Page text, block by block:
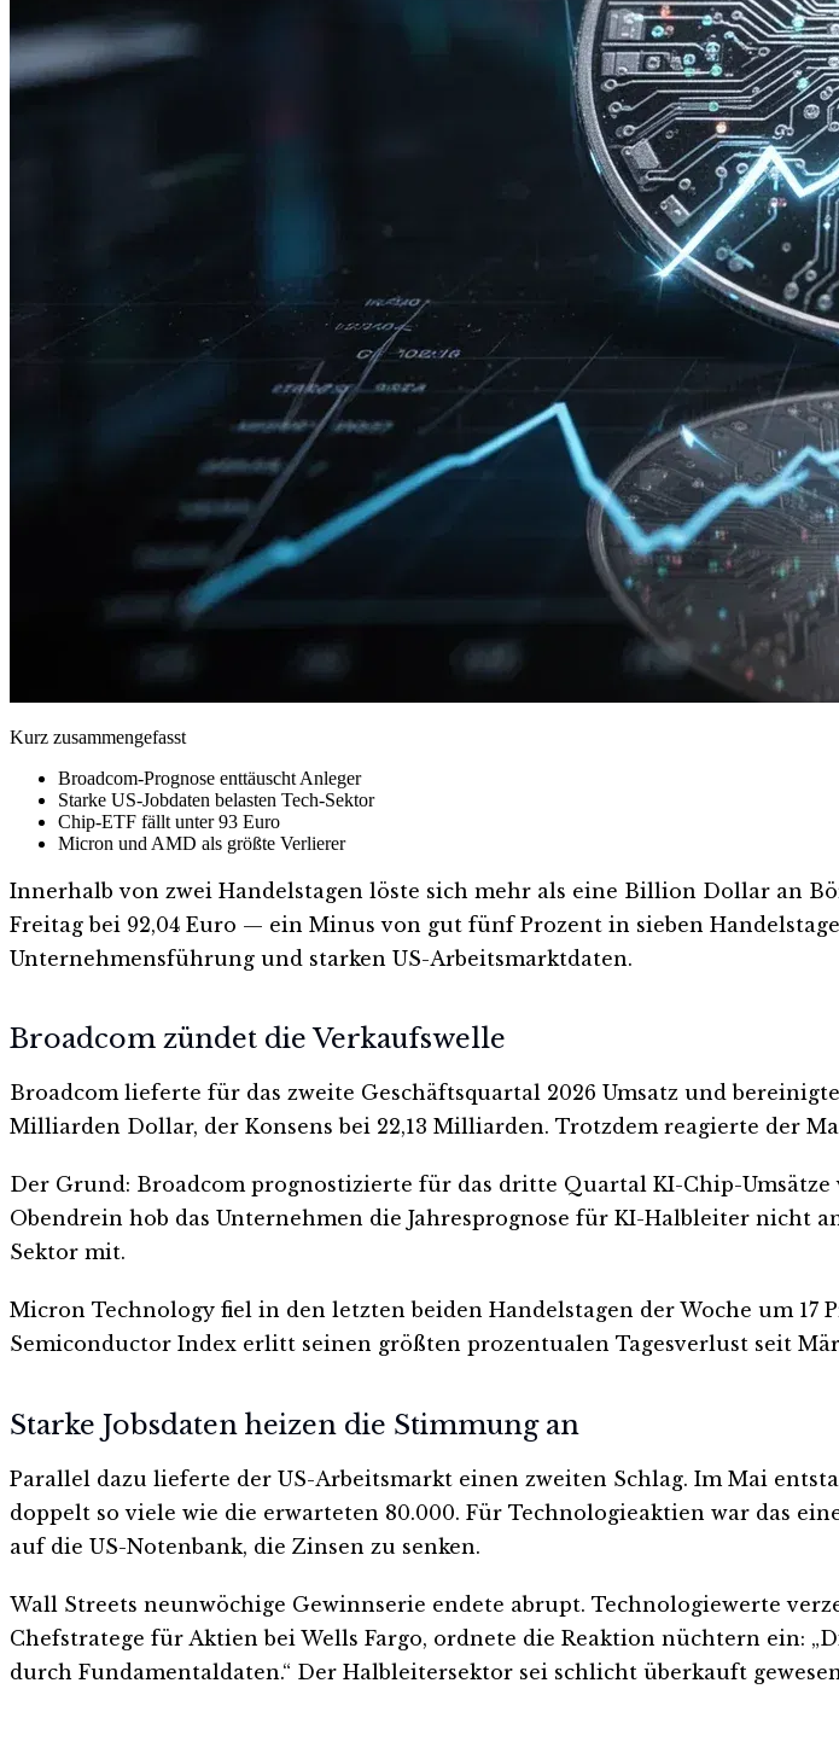
Kurz zusammengefasst
Broadcom-Prognose enttäuscht Anleger
Starke US-Jobdaten belasten Tech-Sektor
Chip-ETF fällt unter 93 Euro
Micron und AMD als größte Verlierer
Innerhalb von zwei Handelstagen löste sich mehr als eine Billion Dollar an
Freitag bei 92,04 Euro — ein Minus von gut fünf Prozent in sieben
Unternehmensführung und starken US-Arbeitsmarktdaten.
Broadcom zündet die Verkaufswelle
Broadcom lieferte für das zweite Geschäftsquartal 2026 Umsatz und
Milliarden Dollar, der Konsens bei 22,13 Milliarden. Trotzdem reagierte der
Der Grund: Broadcom prognostizierte für das dritte Quartal KI-Chip-
Obendrein hob das Unternehmen die Jahresprognose für KI-Halbleiter nicht
Sektor mit.
Micron Technology fiel in den letzten beiden Handelstagen der Woche um 17
Semiconductor Index erlitt seinen größten prozentualen Tagesverlust seit
Starke Jobsdaten heizen die Stimmung an
Parallel dazu lieferte der US-Arbeitsmarkt einen zweiten Schlag. Im Mai
doppelt so viele wie die erwarteten 80.000. Für Technologieaktien war das
auf die US-Notenbank, die Zinsen zu senken.
Wall Streets neunwöchige Gewinnserie endete abrupt. Technologiewerte
Chefstratege für Aktien bei Wells Fargo, ordnete die Reaktion nüchtern ein:
durch Fundamentaldaten.“ Der Halbleitersektor sei schlicht überkauft